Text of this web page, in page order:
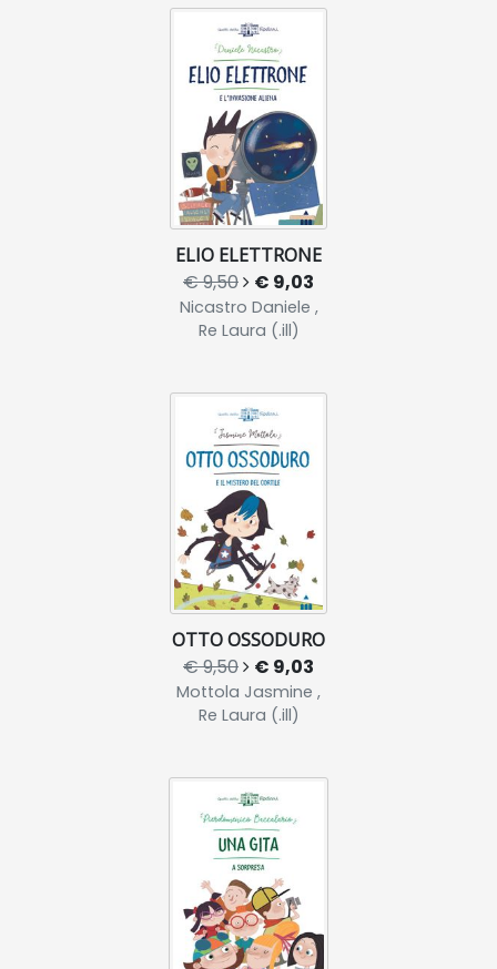
ELIO ELETTRONE
€ 9,50 € 9,03
Nicastro Daniele ,
Re Laura (.ill)
OTTO OSSODURO
€ 9,50 € 9,03
Mottola Jasmine ,
Re Laura (.ill)